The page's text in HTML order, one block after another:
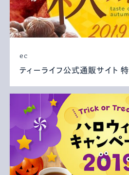
ec
ティーライフ公式通販サイト